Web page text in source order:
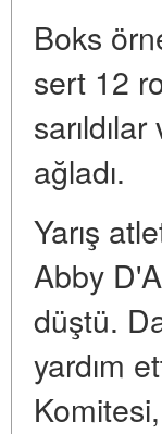
Boks
sert 12
ağladı.
Yarış
Abby
düştü.
yardım